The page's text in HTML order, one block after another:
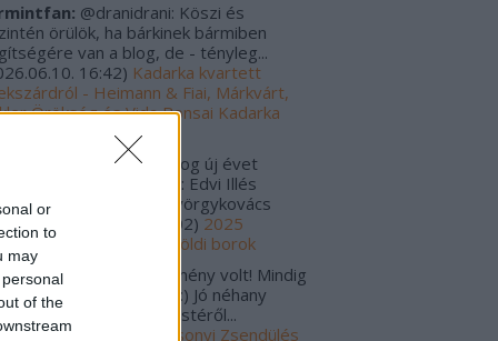
or
to
may
of the
@dranidrani: Köszi és
örülök, ha bárkinek bármiben
van a blog, de - tényleg...
16:42) Kadarka kvartett
- Heimann & Fiai, Márkvárt,
Örökség és Vida Bonsai Kadarka
Boldog új évet
Tavalyi kedvencek: Edvi Illés
Kéknyelű 2020 Györgykovács
2026.01.06. 12:02) 2025
- Magyar és külföldi borok
Zoltánn:
Szuper esemény volt! Mindig
jók a Zsendülések :) Jó néhany
tértem haza az estéről...
00:01
Karácsonyi Zsendülés